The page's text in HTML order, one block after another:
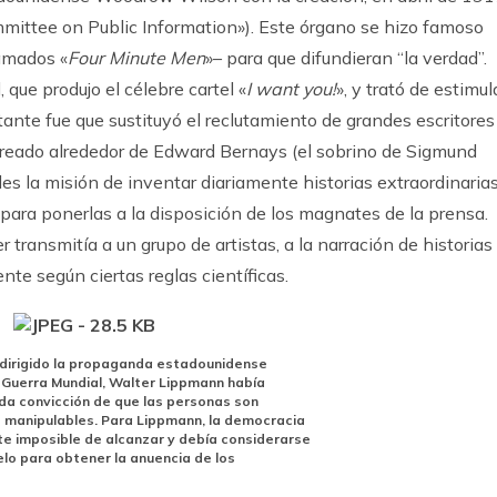
on Public Information»). Este órgano se hizo famoso
«Four Minute Men»– para que difundieran “la verdad”.
produjo el célebre cartel «I want you!», y trató de
fue que sustituyó el reclutamiento de grandes escritores
alrededor de Edward Bernays (el sobrino de Sigmund
la misión de inventar diariamente historias
ponerlas a la disposición de los magnates de la prensa.
transmitía a un grupo de artistas, a la narración de historias
según ciertas reglas científicas.
la propaganda estadounidense
Mundial, Walter Lippmann había
convicción de que las personas son
Para Lippmann, la democracia
imposible de alcanzar y debía considerarse
para obtener la anuencia de los